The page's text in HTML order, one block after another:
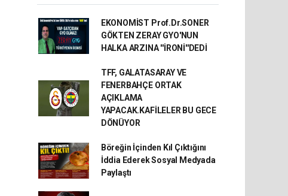
EKONOMİST Prof.Dr.SONER
GÖKTEN ZERAY GYO'NUN
HALKA ARZINA ''İRONİ''DEDİ
TFF, GALATASARAY VE
FENERBAHÇE ORTAK
AÇIKLAMA
YAPACAK.KAFİLELER BU GECE
DÖNÜYOR
Böreğin İçinden Kıl Çıktığını
İddia Ederek Sosyal Medyada
Paylaştı